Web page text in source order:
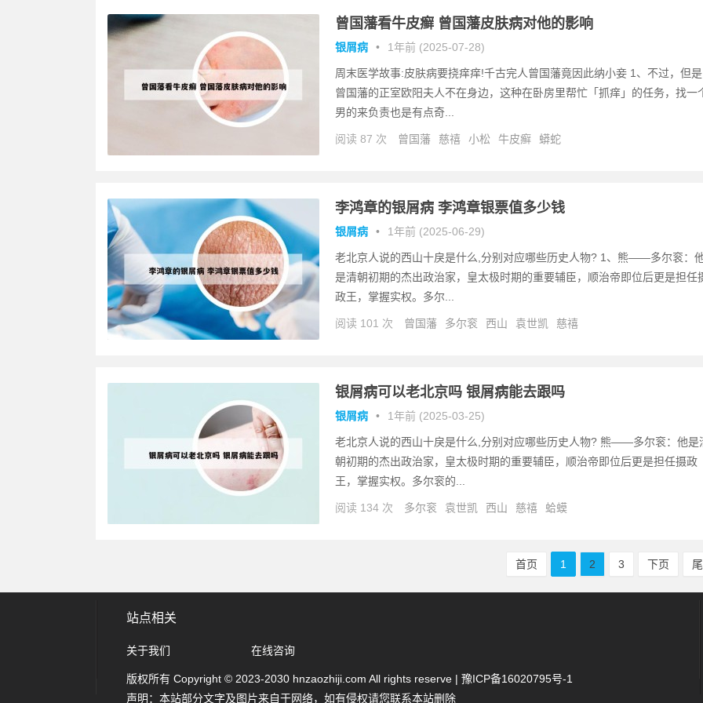
曾国藩看牛皮癣 曾国藩皮肤病对他的影响
银屑病 • 1年前 (2025-07-28)
周末医学故事:皮肤病要挠痒痒!千古完人曾国藩竟因此纳小妾 1、不过，但是
曾国藩的正室欧阳夫人不在身边，这种在卧房里帮忙「抓痒」的任务，找一
男的来负责也是有点奇...
阅读 87 次 曾国藩 慈禧 小松 牛皮癣 蟒蛇
李鸿章的银屑病 李鸿章银票值多少钱
银屑病 • 1年前 (2025-06-29)
老北京人说的西山十戾是什么,分别对应哪些历史人物? 1、熊——多尔衮：
是清朝初期的杰出政治家，皇太极时期的重要辅臣，顺治帝即位后更是担任
政王，掌握实权。多尔...
阅读 101 次 曾国藩 多尔衮 西山 袁世凯 慈禧
银屑病可以老北京吗 银屑病能去跟吗
银屑病 • 1年前 (2025-03-25)
老北京人说的西山十戾是什么,分别对应哪些历史人物? 熊——多尔衮：他是
朝初期的杰出政治家，皇太极时期的重要辅臣，顺治帝即位后更是担任摄政
王，掌握实权。多尔衮的...
阅读 134 次 多尔衮 袁世凯 西山 慈禧 蛤蟆
首页 1 2 3 下页
站点相关
关于我们 在线咨询
版权所有 Copyright © 2023-2030 hnzaozhiji.com All rights reserve | 豫ICP备16020795号-1
声明：本站部分文字及图片来自于网络，如有侵权请您联系本站删除